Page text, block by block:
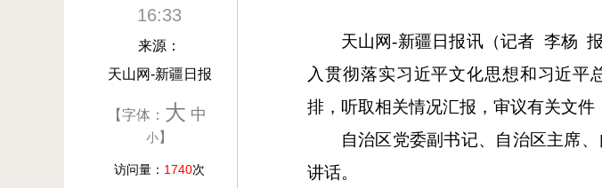
16:33
来源：
天山网-新疆日报
【字体： 大 中
小】
访问量： 1740次
天山网-新疆日报讯（记者 李杨
入贯彻落实习近平文化思想和习近平
排，听取相关情况汇报，审议有关文件
自治区党委副书记、自治区主席
讲话。